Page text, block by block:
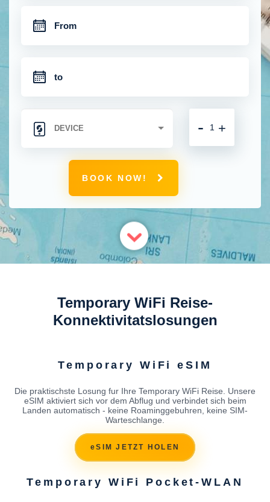
+
-
BOOK NOW!
Temporary WiFi Reise-
Konnektivitatslosungen
Temporary WiFi eSIM
Die praktischste Losung fur Ihre Temporary WiFi Reise. Unsere
eSIM aktiviert sich vor dem Abflug und verbindet sich beim
Landen automatisch - keine Roaminggebuhren, keine SIM-
Warteschlange.
eSIM JETZT HOLEN
Temporary WiFi Pocket-WLAN